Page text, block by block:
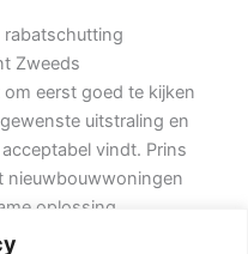
rabatschutting
Zweeds
eerst goed te kijken
uitstraling en
vindt. Prins
nieuwbouwwoningen
oplossing.